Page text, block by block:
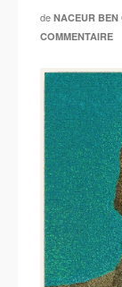
de NACEUR BEN
COMMENTAIRE